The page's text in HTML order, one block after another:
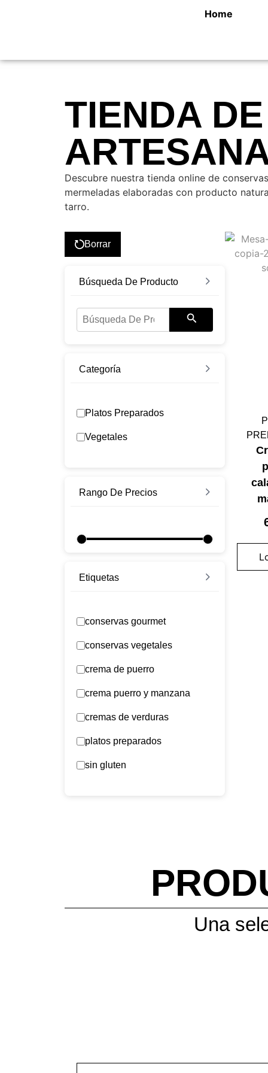
Home
TIENDA
Descubre nuestra tienda online de
mermeladas elaboradas con producto
tarro.
Búsqueda De Producto
Rango De Precios
Categoría
Platos Preparados
Vegetales
Etiquetas
conservas gourmet
conservas vegetales
crema de puerro
crema puerro y manzana
cremas de verduras
platos preparados
sin gluten
Borrar
Una